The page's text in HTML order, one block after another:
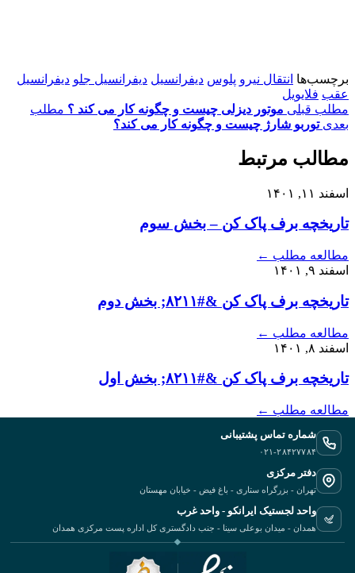
برچسب‌ها انتقال نیرو پلوس دیفرانسیل دیفرانسیل جلو دیفرانسیل
عقب فلایویل
مطلب قبلی موتور دیزلی چیست و چگونه کار می کند ؟ مطلب
بعدی توربو شارژ چیست و چگونه کار می کند؟
مطالب مرتبط
اسفند ۱۱, ۱۴۰۱
تاریخچه برف پاک کن – بخش سوم
مطالعه مطلب ←
اسفند ۹, ۱۴۰۱
تاریخچه برف پاک کن &#۸۲۱۱; بخش دوم
مطالعه مطلب ←
اسفند ۸, ۱۴۰۱
تاریخچه برف پاک کن &#۸۲۱۱; بخش اول
مطالعه مطلب ←
شماره تماس پشتیبانی
۰۲۱-۲۸۴۲۷۷۸۴
دفتر مرکزی
تهران - بزرگراه ستاری - باغ فیض - خیابان مهستان
واحد لجستیک ایرانکو - واحد غرب
همدان - میدان بوعلی سینا - جنب دادگستری کل اداره پست مرکزی همدان